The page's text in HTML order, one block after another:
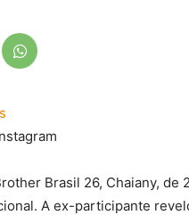
Brasil 26, Chaiany, de
A ex-participante